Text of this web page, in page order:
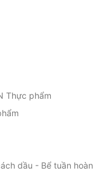
Thực phẩm
dầu - Bể tuần hoàn